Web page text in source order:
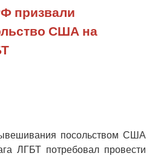
призвали
США на
посольством США
ЛГБТ потребовал провести